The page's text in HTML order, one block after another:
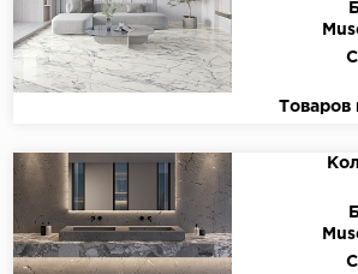
Товаров